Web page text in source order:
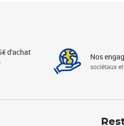
d'achat Nos
sociétaux